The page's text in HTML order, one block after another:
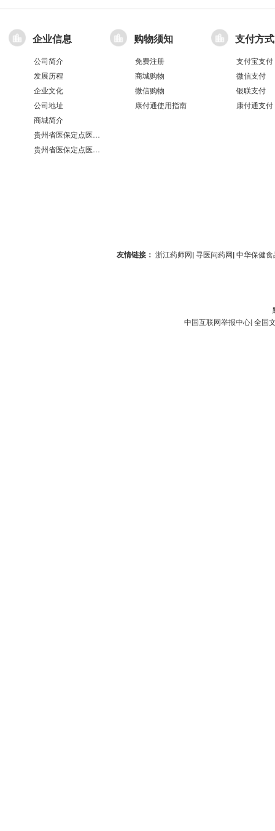
企业信息
公司简介
发展历程
企业文化
公司地址
商城简介
贵州省医保定点医疗机构医保服务情况表（第551分店）
贵州省医保定点医疗机构医保服务情况表（第100分店）
购物须知
免费注册
商城购物
微信购物
康付通使用指南
支付方式
支付宝支付
微信支付
银联支付
康付通支付
友情链接： 浙江药师网| 寻医问药网| 中华保健食
中国互联网举报中心| 全国